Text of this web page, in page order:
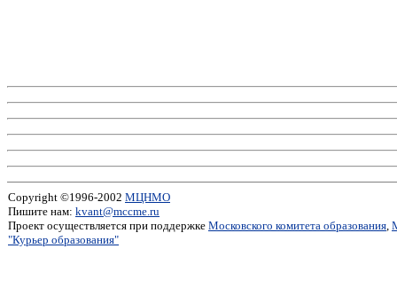
Copyright ©1996-2002 МЦНМО
Пишите нам: kvant@mccme.ru
Проект осуществляется при поддержке Московского комитета образования,
"Курьер образования"